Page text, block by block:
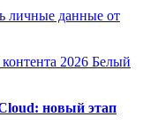
личные данные от
2026 Белый
новый этап